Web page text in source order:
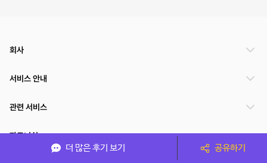
더 많은 후기 보기 공유하기
회사
서비스 안내
관련 서비스
파트너쉽